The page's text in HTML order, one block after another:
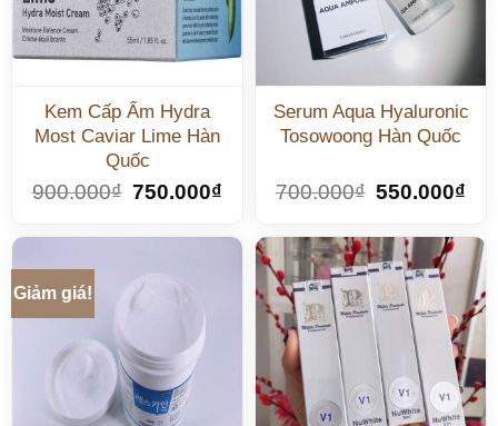
Kem Cấp Ẩm Hydra
Most Caviar Lime Hàn
Quốc
900.000₫ 750.000₫
Serum Aqua Hyaluronic
Tosowoong Hàn Quốc
700.000₫ 550.000₫
Giảm giá!